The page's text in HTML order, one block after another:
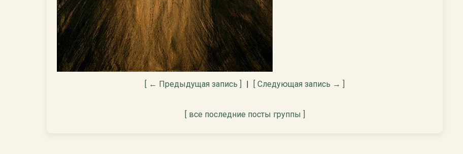
[ ← Предыдущая запись ] | [ Следующая запись → ]
[ все последние посты группы ]